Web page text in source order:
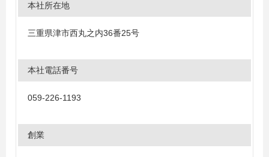
本社所在地
三重県津市西丸之内36番25号
本社電話番号
059-226-1193
創業